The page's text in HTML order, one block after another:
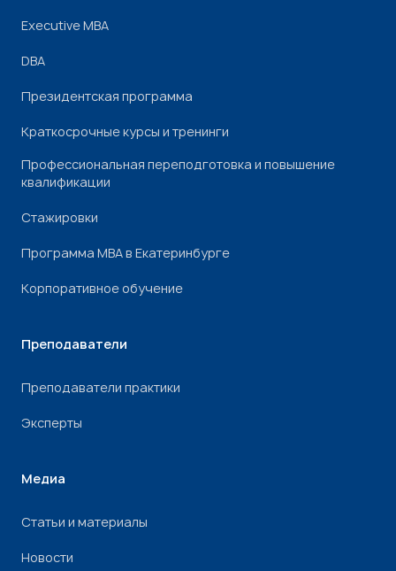
Executive MBA
DBA
Президентская программа
Краткосрочные курсы и тренинги
Профессиональная переподготовка и повышение
квалификации
Стажировки
Программа МВА в Екатеринбурге
Корпоративное обучение
Преподаватели
Преподаватели практики
Эксперты
Медиа
Статьи и материалы
Новости